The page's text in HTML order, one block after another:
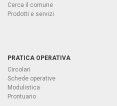
Cerca il comune
Prodotti e servizi
PRATICA OPERATIVA
Circolari
Schede operative
Modulistica
Prontuario